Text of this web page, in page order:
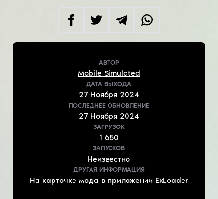
АВТОР
Mobile Simulated
ДАТА ВЫХОДА
27 Ноября2024
ПОСЛЕДНЕЕ ОБНОВЛЕНИЕ
27 Ноября2024
ЗАГРУЗОК
1 650
ЗАПУСКОВ
Неизвестно
ДРУГАЯ ИНФОРМАЦИЯ
На карточке мода в приложении ExLoader